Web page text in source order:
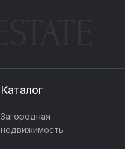
Каталог
Загородная
недвижимость